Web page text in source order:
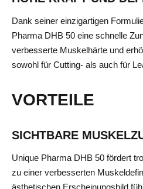
Dank seiner einzigartigen
Pharma DHB 50 eine schnelle
verbesserte Muskelhärte und
sowohl für Cutting- als auch für
VORTEILE
SICHTBARE
Unique Pharma DHB 50 fördert
zu einer verbesserten